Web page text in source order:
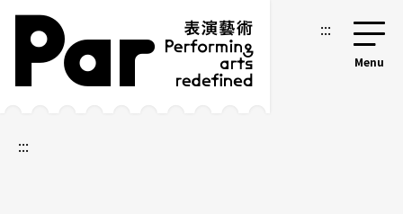
跳到主要內容區塊
網站導覽 :::
:::